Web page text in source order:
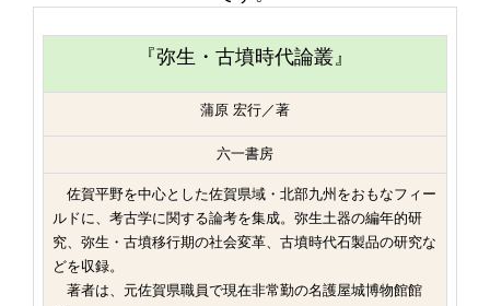
『弥生・古墳時代論叢』
蒲原 宏行／著
六一書房
佐賀平野を中心とした佐賀県域・北部九州をおもなフィー
ルドに、考古学に関する論考を集成。弥生土器の編年的研
究、弥生・古墳移行期の社会変革、古墳時代石製品の研究な
どを収録。
著者は、元佐賀県職員で現在非常勤の名護屋城博物館館